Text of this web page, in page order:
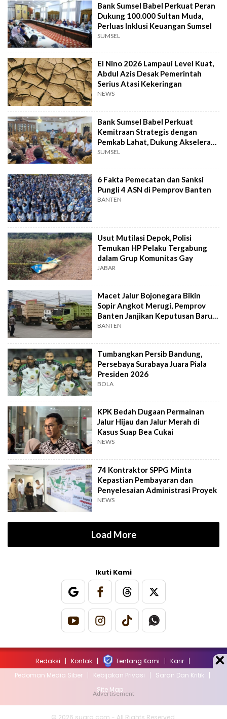
Bank Sumsel Babel Perkuat Peran
Dukung 100.000 Sultan Muda,
Perluas Inklusi Keuangan Sumsel
SUMSEL
El Nino 2026 Lampaui Level Kuat,
Abdul Azis Desak Pemerintah
Serius Atasi Kekeringan
NEWS
Bank Sumsel Babel Perkuat
Kemitraan Strategis dengan
Pemkab Lahat, Dukung Akselerasi
Ekonomi Daerah
SUMSEL
6 Fakta Pemecatan dan Sanksi
Pungli 4 ASN di Pemprov Banten
BANTEN
Usut Mutilasi Depok, Polisi
Temukan HP Pelaku Tergabung
dalam Grup Komunitas Gay
JABAR
Macet Jalur Bojonegara Bikin
Sopir Angkot Merugi, Pemprov
Banten Janjikan Keputusan Baru 4
Hari Lagi
BANTEN
Tumbangkan Persib Bandung,
Persebaya Surabaya Juara Piala
Presiden 2026
BOLA
KPK Bedah Dugaan Permainan
Jalur Hijau dan Jalur Merah di
Kasus Suap Bea Cukai
NEWS
74 Kontraktor SPPG Minta
Kepastian Pembayaran dan
Penyelesaian Administrasi Proyek
NEWS
Load More
Ikuti Kami
Redaksi Kontak Tentang Kami
Karir
Pedoman Media Siber
Kebijakan Privasi
Saran Dan Kritik
Site Map